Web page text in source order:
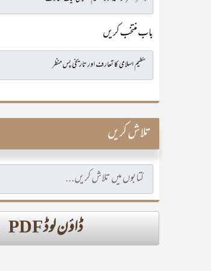
باب منتخب کریں
تلاش کریں
ڈاؤن لوڈ PDF